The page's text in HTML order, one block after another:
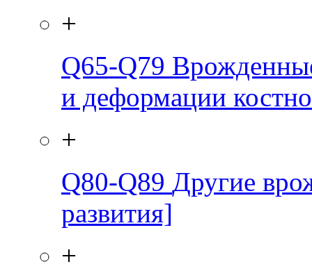
+
Q65-Q79
и деформации
+
Q80-Q89 Другие
развития]
+